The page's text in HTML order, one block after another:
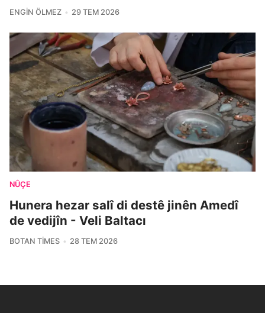
ENGIN ÖLMEZ 29 TEM 2026
NÛÇE
Hunera hezar salî di destê jinên Amedî
de vedijîn - Veli Baltacı
BOTAN TIMES 28 TEM 2026